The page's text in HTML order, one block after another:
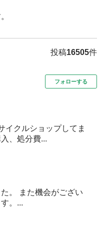
投稿16505件
フォローする
イクルショップしてま
、処分費...
。 また機会がござい
。...